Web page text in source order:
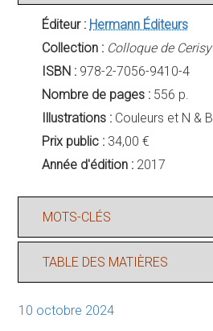
Éditeur : Hermann Éditeurs
Collection : Colloque de Cerisy
ISBN : 978-2-7056-9410-4
Nombre de pages : 556 p.
Illustrations : Couleurs et N & B
Prix public : 34,00 €
Année d'édition : 2017
MOTS-CLÉS
TABLE DES MATIÈRES
10 octobre 2024